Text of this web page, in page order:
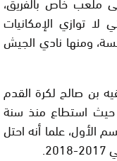
لا توازي الإمكانيات
ومنها نادي الجيش
تأسيس فريق أطلس 05 الفقيه بن صالح لكرة القدم
حيث استطاع منذ سنة
الأول، علما أنه احتل